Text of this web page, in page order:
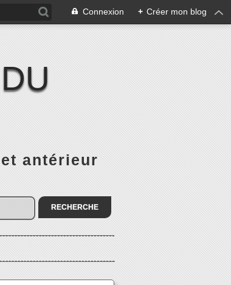
Connexion + Créer mon blog
et antérieur